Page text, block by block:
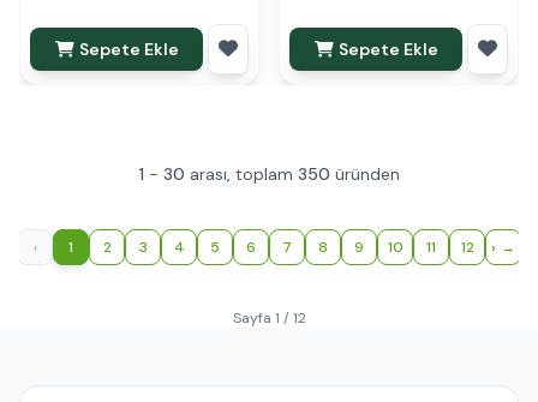
Sepete Ekle Sepete Ekle
1 - 30 arası, toplam 350 üründen
‹ 1 2 3 4 5 6 7 8 9 10 11 12 ›
Sayfa 1 / 12